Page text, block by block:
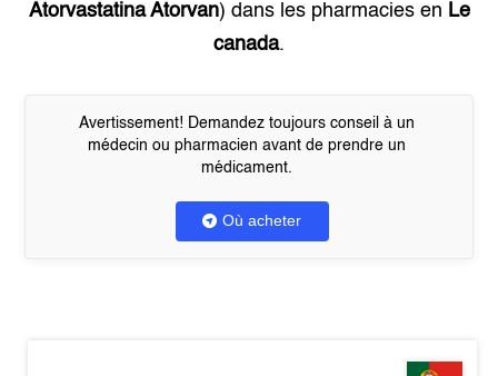
Atorvastatina Atorvan) dans les pharmacies en Le
canada.
Avertissement! Demandez toujours conseil à un
médecin ou pharmacien avant de prendre un
médicament.
Où acheter